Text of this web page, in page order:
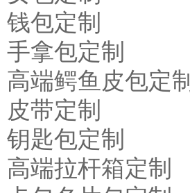
钱包定制
手拿包定制
高端鳄鱼皮包定制
皮带定制
钥匙包定制
高端拉杆箱定制